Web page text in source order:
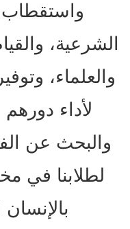
واستقطاب
الشرعية،
والعلماء،
لأداء
والبحث عن
لطلابنا في
بالإنسان